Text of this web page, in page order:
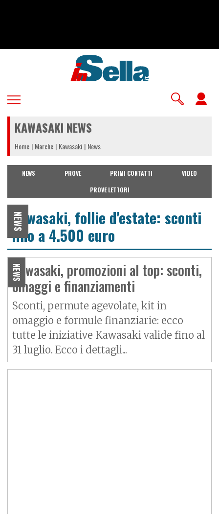
KAWASAKI NEWS
Home Marche Kawasaki News
NEWS PROVE PRIMI CONTATTI
VIDEO
PROVE LETTORI
NEWS
Kawasaki, follie d'estate: sconti
fino a 4.500 euro
NEWS
Kawasaki, promozioni al top: sconti,
omaggi e finanziamenti
Sconti, permute agevolate, kit in
omaggio e formule finanziarie: ecco
tutte le iniziative Kawasaki valide fino al
31 luglio. Ecco i dettagli...